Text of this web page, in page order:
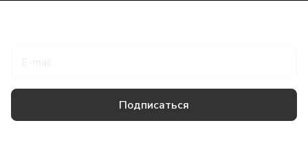
Подписаться